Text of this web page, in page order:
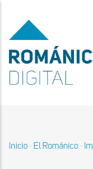
contenido
principal
Inicio - El Románico -